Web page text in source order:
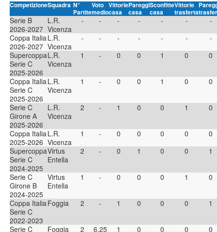
CompetizioneSquadra N°
Partite
Voto
medio
Vittorie
casa
Pareggi
casa
Sconfitte
casa
Vittorie
trasferta
Serie B
2026-2027
L.R.
Vicenza
- - - - - -
-
Coppa Italia
2026-2027
L.R.
Vicenza
- - - - - -
-
Supercoppa
Serie C
2025-2026
L.R.
Vicenza
1 - 0 0 1 0 0
Coppa Italia
Serie C
2025-2026
L.R.
Vicenza
1 - 0 0 1 0 0
Serie C
Girone A
2025-2026
L.R.
Vicenza
2 - 1 0 0 1 0
Coppa Italia
2025-2026
L.R.
Vicenza
1 - 0 0 0 0
0
Supercoppa
Serie C
2024-2025
Virtus
Entella
2 - 0 1 0 0 1
Serie C
Girone B
2024-2025
Virtus
Entella
1 - 0 0 0 1 0
Coppa Italia
Serie C
2022-2023
Foggia 2 - 1 0 0 0 1
Serie C
Foggia 2 6.25 1 0 0 0 0